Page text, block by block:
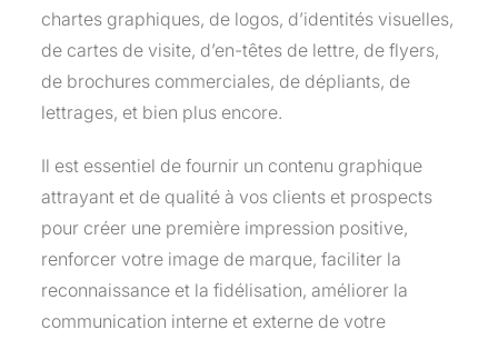
chartes graphiques, de logos, d’identités visuelles,
de cartes de visite, d’en-têtes de lettre, de flyers,
de brochures commerciales, de dépliants, de
lettrages, et bien plus encore.
Il est essentiel de fournir un contenu graphique
attrayant et de qualité à vos clients et prospects
pour créer une première impression positive,
renforcer votre image de marque, faciliter la
reconnaissance et la fidélisation, améliorer la
communication interne et externe de votre